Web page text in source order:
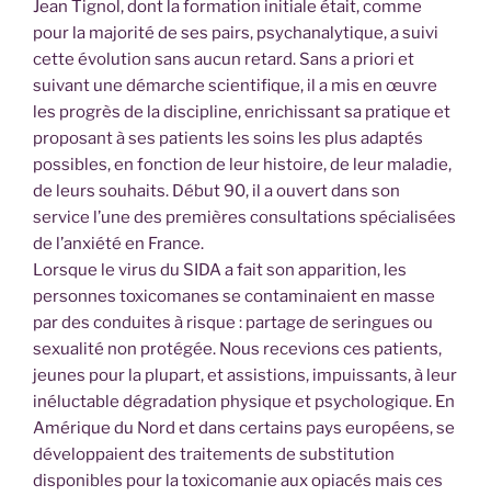
Jean Tignol, dont la formation initiale était, comme
pour la majorité de ses pairs, psychanalytique, a suivi
cette évolution sans aucun retard. Sans a priori et
suivant une démarche scientifique, il a mis en œuvre
les progrès de la discipline, enrichissant sa pratique et
proposant à ses patients les soins les plus adaptés
possibles, en fonction de leur histoire, de leur maladie,
de leurs souhaits. Début 90, il a ouvert dans son
service l’une des premières consultations spécialisées
de l’anxiété en France.
Lorsque le virus du SIDA a fait son apparition, les
personnes toxicomanes se contaminaient en masse
par des conduites à risque : partage de seringues ou
sexualité non protégée. Nous recevions ces patients,
jeunes pour la plupart, et assistions, impuissants, à leur
inéluctable dégradation physique et psychologique. En
Amérique du Nord et dans certains pays européens, se
développaient des traitements de substitution
disponibles pour la toxicomanie aux opiacés mais ces